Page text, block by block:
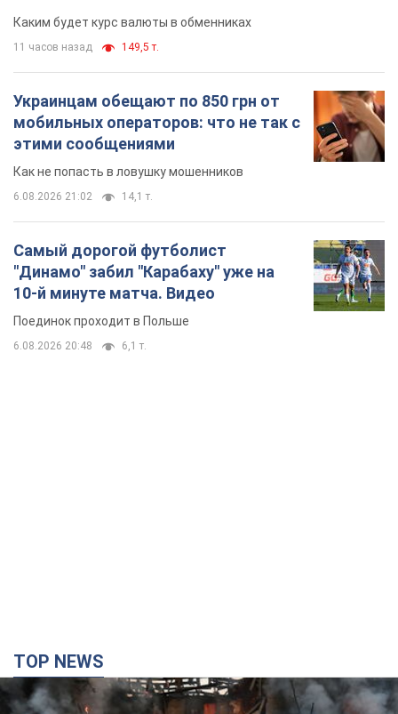
Каким будет курс валюты в обменниках
11 часов назад 149,5 т.
Украинцам обещают по 850 грн от
мобильных операторов: что не так с
этими сообщениями
Как не попасть в ловушку мошенников
6.08.2026 21:02 14,1 т.
Самый дорогой футболист
"Динамо" забил "Карабаху" уже на
10-й минуте матча. Видео
Поединок проходит в Польше
6.08.2026 20:48 6,1 т.
TOP NEWS